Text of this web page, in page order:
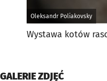
Oleksandr Poliakovsky
Wystawa kotów
ZDJĘĆ